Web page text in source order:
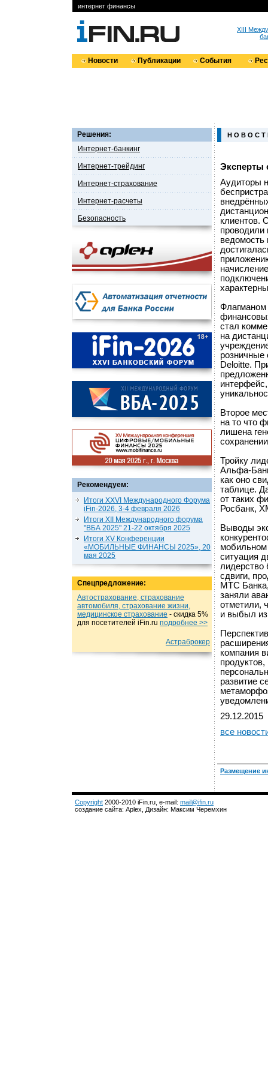
интернет финансы
XIII
Новости Публикации События
Решения:
Интернет-банкинг
Интернет-трейдинг
Интернет-страхование
Интернет-расчеты
Безопасность
Рекомендуем:
Итоги XXVI Международного Форума
iFin-2026, 3-4 февраля 2026
Итоги XII Международного форума
"ВБА 2025" 21-22 октября 2025
Итоги XV Конференции
«МОБИЛЬНЫЕ ФИНАНСЫ 2025», 20
мая 2025
Спецпредложение:
Автострахование, страхование
автомобиля, страхование жизни,
медицинское страхование - cкидка 5%
для посетителей iFin.ru подробнеe >>
Астраброкер
Н О В О С Т
Эксперты
Аудиторы
клиентов.
проводили
ведомость
Флагманом
стал
на
розничные
Deloitte.
Второе
на то что
лишена
Тройку
Альфа-
как оно
таблице.
от таких
Росбанк,
Выводы
мобильном
ситуация
лидерство
сдвиги,
МТС
заняли
отметили,
и выбыл из
компания
развитие
29.12.2015
все
Размещение
Copyright 2000-2010 iFin.ru, e-mail: mail@ifin.ru
создание сайта: Aplex, Дизайн: Максим Черемхин